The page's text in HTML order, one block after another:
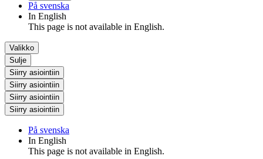
På svenska
In English
This page is not available in English.
Valikko
Sulje
Siirry asiointiin
Siirry asiointiin
Siirry asiointiin
Siirry asiointiin
På svenska
In English
This page is not available in English.